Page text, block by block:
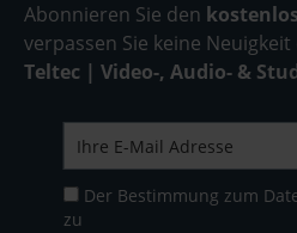
Abonnieren Sie den
verpassen Sie keine
Teltec | Video-, Audio- &
Der Bestimmung zum
zu